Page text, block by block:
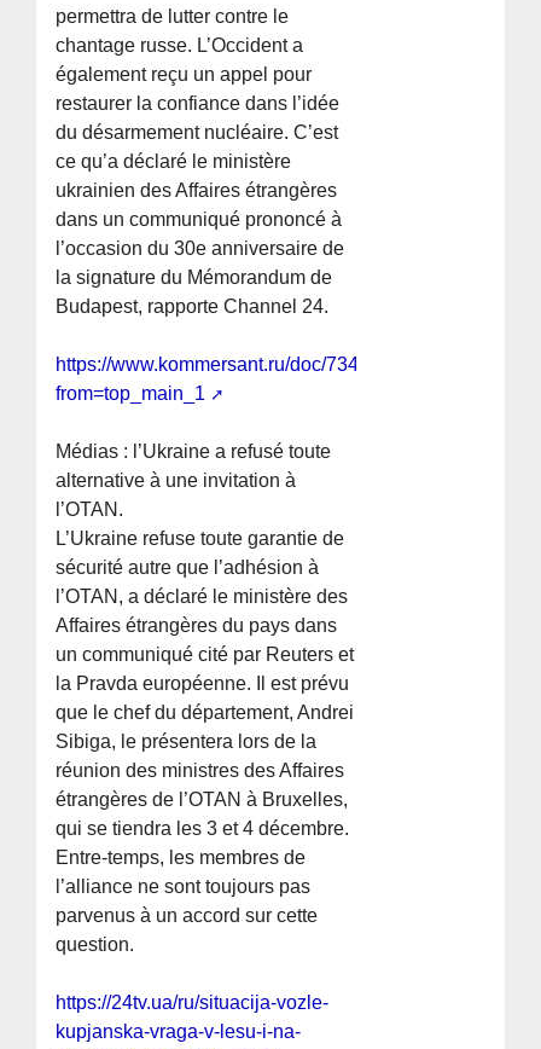
permettra de lutter contre le
chantage russe. L’Occident a
également reçu un appel pour
restaurer la confiance dans l’idée
du désarmement nucléaire. C’est
ce qu’a déclaré le ministère
ukrainien des Affaires étrangères
dans un communiqué prononcé à
l’occasion du 30e anniversaire de
la signature du Mémorandum de
Budapest, rapporte Channel 24.
https://www.kommersant.ru/doc/7345285?
from=top_main_1
Médias : l’Ukraine a refusé toute
alternative à une invitation à
l’OTAN.
L’Ukraine refuse toute garantie de
sécurité autre que l’adhésion à
l’OTAN, a déclaré le ministère des
Affaires étrangères du pays dans
un communiqué cité par Reuters et
la Pravda européenne. Il est prévu
que le chef du département, Andrei
Sibiga, le présentera lors de la
réunion des ministres des Affaires
étrangères de l’OTAN à Bruxelles,
qui se tiendra les 3 et 4 décembre.
Entre-temps, les membres de
l’alliance ne sont toujours pas
parvenus à un accord sur cette
question.
https://24tv.ua/ru/situacija-vozle-
kupjanska-vraga-v-lesu-i-na-